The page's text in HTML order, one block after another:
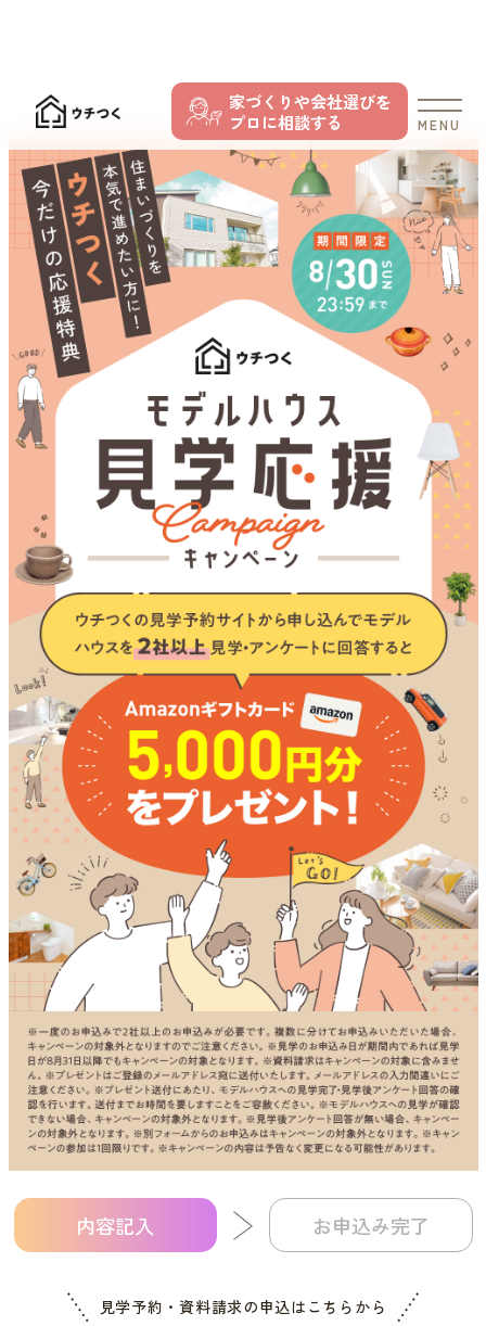
MENU
家づくりや会社選びを
プロに相談する
内容記入 お申込み完了
見学予約・資料請求の申込は こちらから